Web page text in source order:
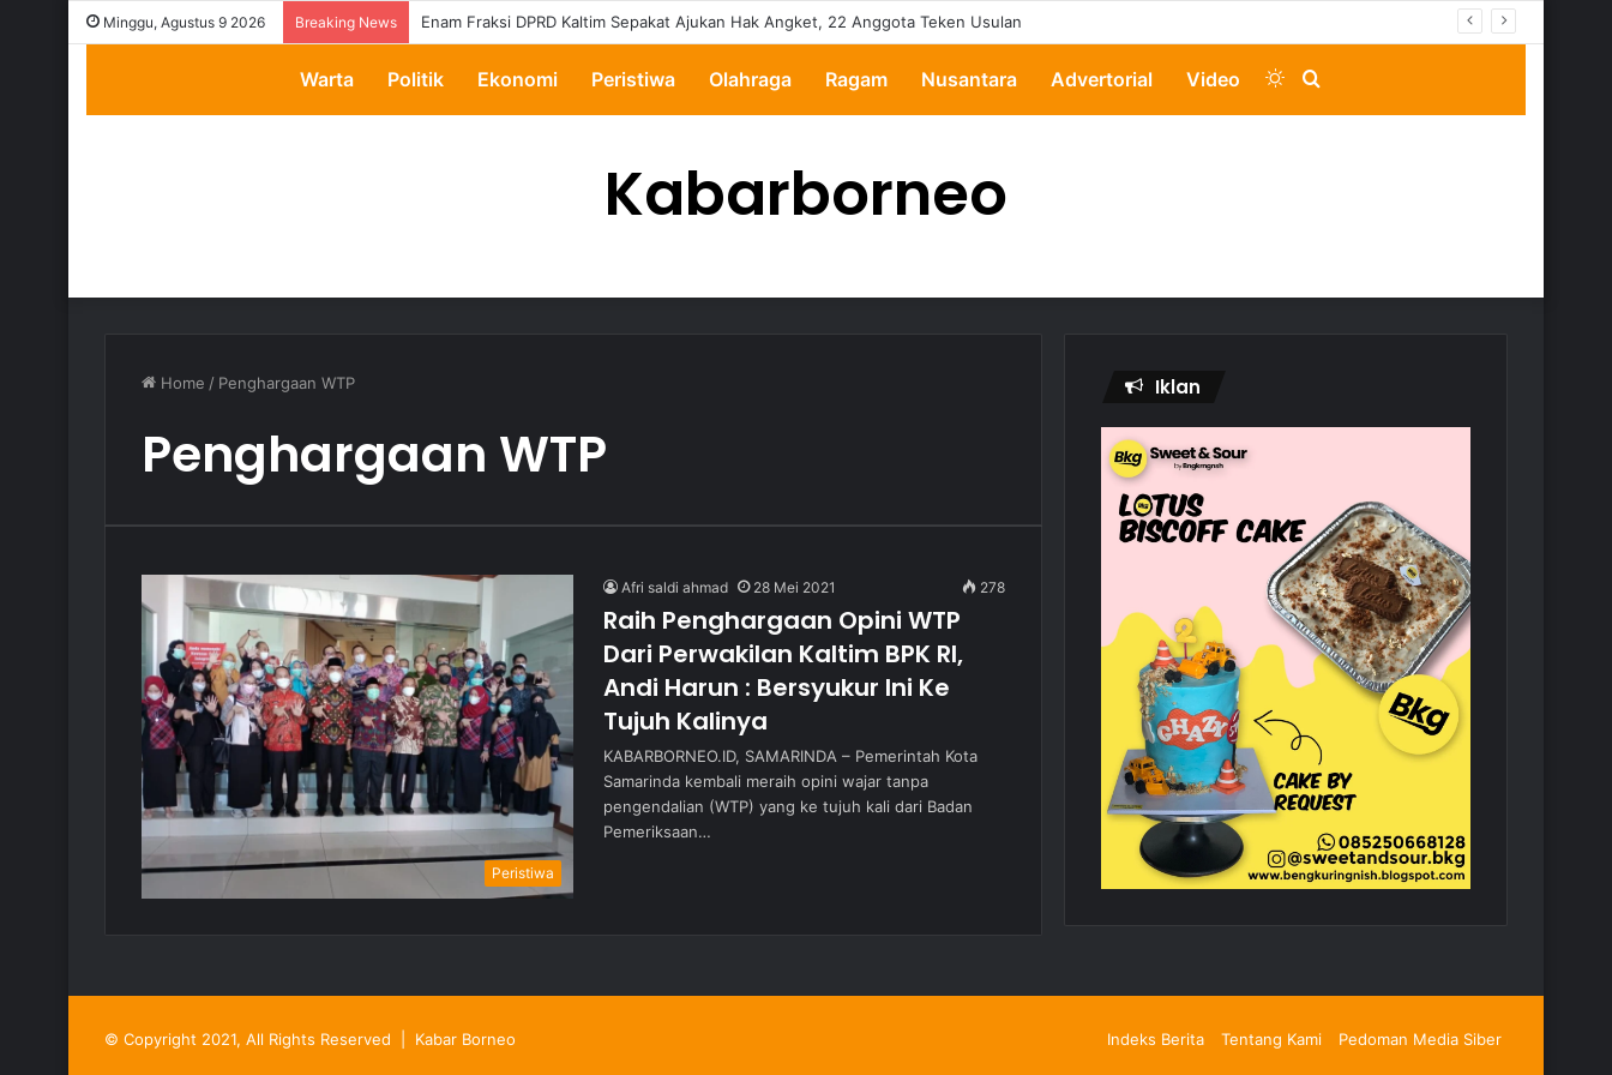
Minggu, Agustus 9 2026 Breaking News Enam Fraksi DPRD Kaltim Sepakat Ajukan Hak Angket, 22 Anggota Teken Usulan
Warta Politik Ekonomi Peristiwa Olahraga Ragam Nusantara Advertorial Video Search
Switch
Kabarborneo
Home / Penghargaan WTP
Penghargaan WTP
Peristiwa
Afri saldi ahmad 28 Mei 2021 278
Raih Penghargaan Opini WTP
Dari Perwakilan Kaltim BPK RI,
Andi Harun : Bersyukur Ini Ke
Tujuh Kalinya
KABARBORNEO.ID, SAMARINDA – Pemerintah Kota
Samarinda kembali meraih opini wajar tanpa
pengendalian (WTP) yang ke tujuh kali dari Badan
Pemeriksaan…
Iklan
© Copyright 2021, All Rights Reserved | Kabar Borneo Indeks Berita Tentang Kami Pedoman Media Siber